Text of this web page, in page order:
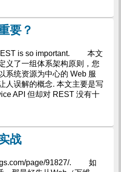
要？
is so important. 本文
义了一组体系架构原则，您
系统资源为中心的 Web 服
人误解的概念. 本文主要是写
API 但却对 REST 没有十
战
page/91827/. 如